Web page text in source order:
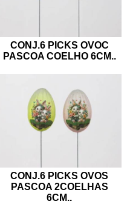
CONJ.6 PICKS OVOC
PASCOA COELHO 6CM..
CONJ.6 PICKS OVOS
PASCOA 2COELHAS
6CM..